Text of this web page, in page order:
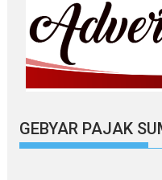
GEBYAR PAJAK